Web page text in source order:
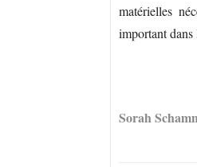
matérielles
important dans
Sorah